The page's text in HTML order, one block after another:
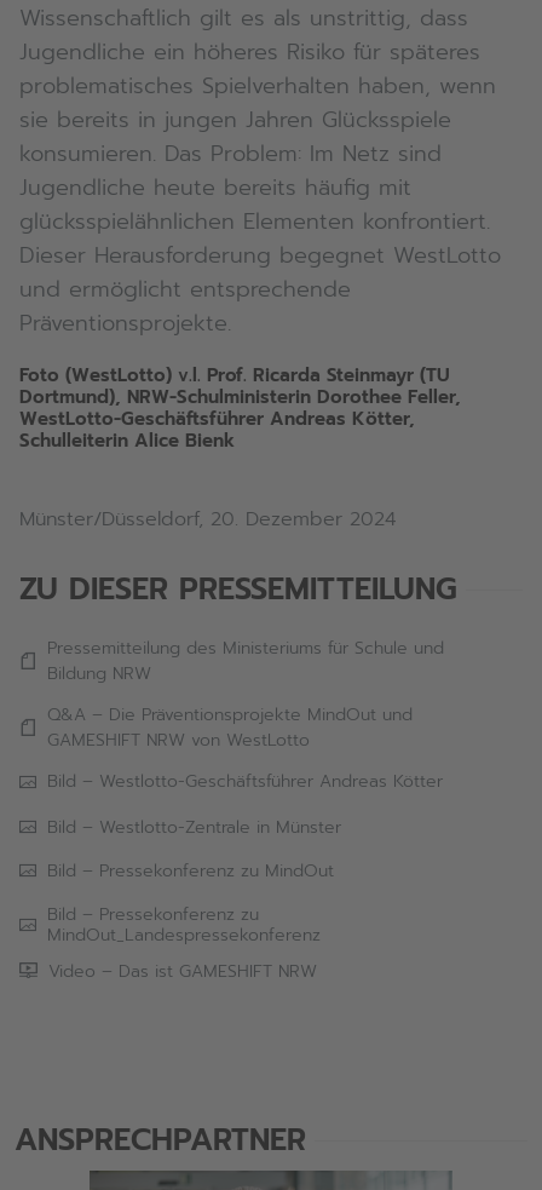
Wissenschaftlich gilt es als unstrittig, dass
Jugendliche ein höheres Risiko für späteres
problematisches Spielverhalten haben, wenn
sie bereits in jungen Jahren Glücksspiele
konsumieren. Das Problem: Im Netz sind
Jugendliche heute bereits häufig mit
glücksspielähnlichen Elementen konfrontiert.
Dieser Herausforderung begegnet WestLotto
und ermöglicht entsprechende
Präventionsprojekte.
Foto (WestLotto) v.l. Prof. Ricarda Steinmayr (TU
Dortmund), NRW-Schulministerin Dorothee Feller,
WestLotto-Geschäftsführer Andreas Kötter,
Schulleiterin Alice Bienk
Münster/Düsseldorf, 20. Dezember 2024
ZU DIESER PRESSEMITTEILUNG
Pressemitteilung des Ministeriums für Schule und
Bildung NRW
Q&A – Die Präventionsprojekte MindOut und
GAMESHIFT NRW von WestLotto
Bild – Westlotto-Geschäftsführer Andreas Kötter
Bild – Westlotto-Zentrale in Münster
Bild – Pressekonferenz zu MindOut
Bild – Pressekonferenz zu
MindOut_Landespressekonferenz
Video – Das ist GAMESHIFT NRW
ANSPRECHPARTNER